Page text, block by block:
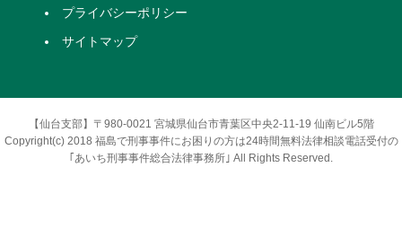
プライバシーポリシー
サイトマップ
【仙台支部】〒980-0021 宮城県仙台市青葉区中央2-11-19 仙南ビル5階
Copyright(c) 2018 福島で刑事事件にお困りの方は24時間無料法律相談電話受付の
｢あいち刑事事件総合法律事務所｣ All Rights Reserved.